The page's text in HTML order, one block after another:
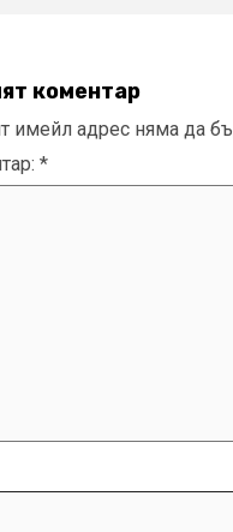
коментар
имейл адрес няма да
*